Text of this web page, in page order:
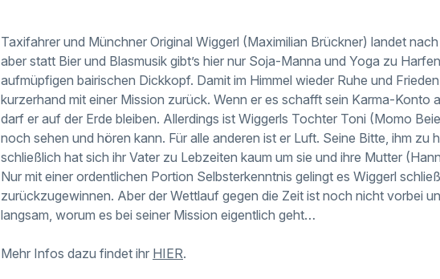
Taxifahrer und Münchner Original Wiggerl (Maximilian Brückner) landet
aber statt Bier und Blasmusik gibt’s hier nur Soja-Manna und Yoga zu
aufmüpfigen bairischen Dickkopf. Damit im Himmel wieder Ruhe und
kurzerhand mit einer Mission zurück. Wenn er es schafft sein Karma-Konto
darf er auf der Erde bleiben. Allerdings ist Wiggerls Tochter Toni (Momo
noch sehen und hören kann. Für alle anderen ist er Luft. Seine Bitte, ihm zu
schließlich hat sich ihr Vater zu Lebzeiten kaum um sie und ihre Mutter
Nur mit einer ordentlichen Portion Selbsterkenntnis gelingt es Wiggerl
zurückzugewinnen. Aber der Wettlauf gegen die Zeit ist noch nicht vorbei
langsam, worum es bei seiner Mission eigentlich geht…
Mehr Infos dazu findet ihr HIER.